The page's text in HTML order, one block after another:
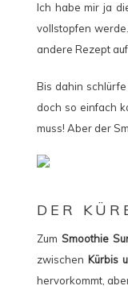
Ich habe mir ja
vollstopfen
andere Rezept
Bis dahin
doch so einfach
muss! Aber der
DER
ZumSmoothie
zwischen Kürbis
hervorkommt,